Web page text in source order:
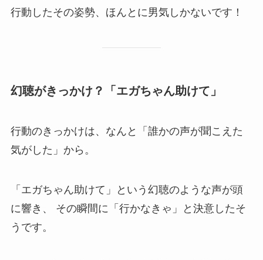
行動したその姿勢、ほんとに男気しかないです！
幻聴がきっかけ？「エガちゃん助けて」
行動のきっかけは、なんと「誰かの声が聞こえた
気がした」から。
「エガちゃん助けて」という幻聴のような声が頭
に響き、 その瞬間に「行かなきゃ」と決意したそ
うです。